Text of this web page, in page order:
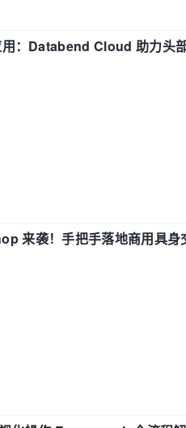
：Databend Cloud 助力头
来袭！手把手落地商用具